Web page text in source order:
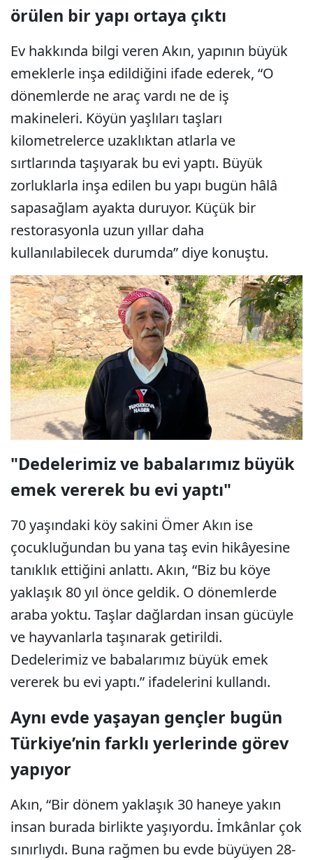
örülen bir yapı ortaya çıktı
Ev hakkında bilgi veren Akın, yapının büyük
emeklerle inşa edildiğini ifade ederek, “O
dönemlerde ne araç vardı ne de iş
makineleri. Köyün yaşlıları taşları
kilometrelerce uzaklıktan atlarla ve
sırtlarında taşıyarak bu evi yaptı. Büyük
zorluklarla inşa edilen bu yapı bugün hâlâ
sapasağlam ayakta duruyor. Küçük bir
restorasyonla uzun yıllar daha
kullanılabilecek durumda” diye konuştu.
"Dedelerimiz ve babalarımız büyük
emek vererek bu evi yaptı"
70 yaşındaki köy sakini Ömer Akın ise
çocukluğundan bu yana taş evin hikâyesine
tanıklık ettiğini anlattı. Akın, “Biz bu köye
yaklaşık 80 yıl önce geldik. O dönemlerde
araba yoktu. Taşlar dağlardan insan gücüyle
ve hayvanlarla taşınarak getirildi.
Dedelerimiz ve babalarımız büyük emek
vererek bu evi yaptı.” ifadelerini kullandı.
Aynı evde yaşayan gençler bugün
Türkiye’nin farklı yerlerinde görev
yapıyor
Akın, “Bir dönem yaklaşık 30 haneye yakın
insan burada birlikte yaşıyordu. İmkânlar çok
sınırlıydı. Buna rağmen bu evde büyüyen 28-